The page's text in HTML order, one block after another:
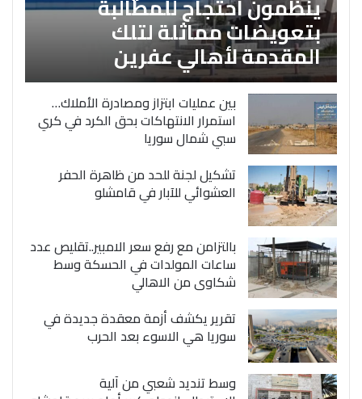
بتعويضات مماثلة لتلك
المقدمة لأهالي عفرين
بين عمليات ابتزاز ومصادرة الأملاك…
استمرار الانتهاكات بحق الكرد في كري
سبي شمال سوريا
تشكيل لجنة للحد من ظاهرة الحفر
العشوائي للآبار في قامشلو
بالتزامن مع رفع سعر الامبير..تقليص عدد
ساعات المولدات في الحسكة وسط
شكاوى من الاهالي
تقرير يكشف أزمة معقدة جديدة في
سوريا هي الاسوء بعد الحرب
وسط تنديد شعبي من آلية